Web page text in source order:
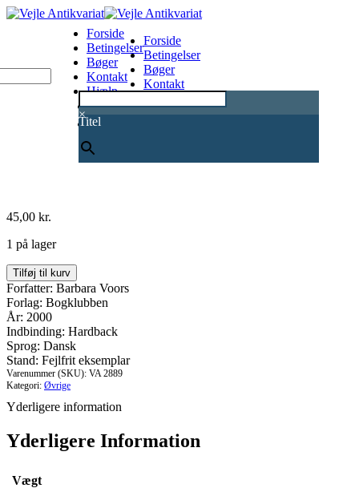
×
Titel
Forside
Betingelser
Bøger
Kontakt
Hjælp
0
Forside
Betingelser
Bøger
Kontakt
45,00 kr.
1 på lager
Søvnløs
antal
Tilføj til kurv
Forfatter: Barbara Voors
Forlag: Bogklubben
År: 2000
Indbinding: Hardback
Sprog: Dansk
Stand: Fejlfrit eksemplar
Varenummer (SKU): VA 2889
Kategori: Øvrige
Yderligere information
Yderligere Information
Vægt